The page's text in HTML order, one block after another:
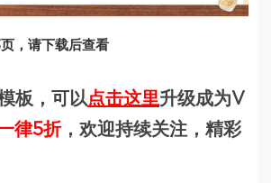
，请下载后查看
板，可以点击这里升级成为V
律5折，欢迎持续关注，精彩